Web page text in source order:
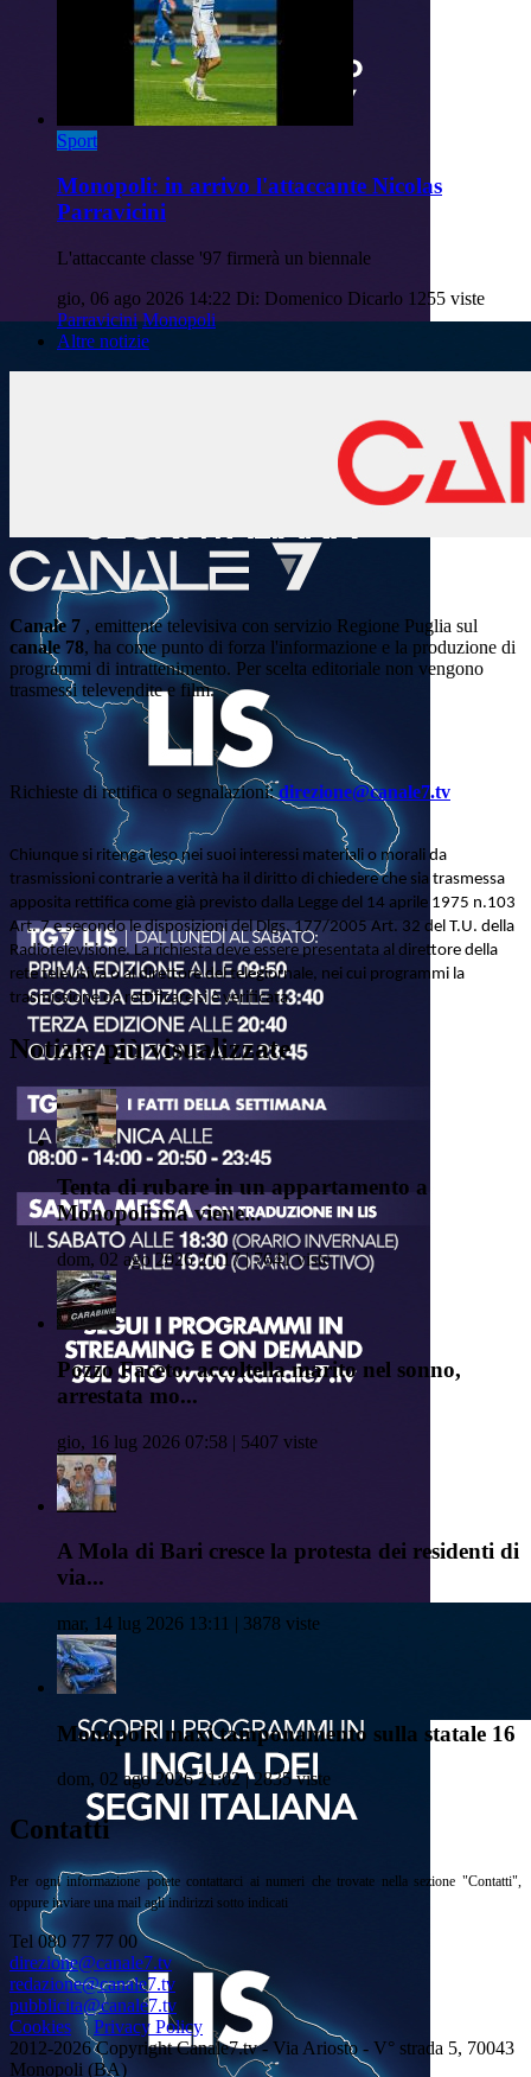
Sport
Monopoli: in arrivo l'attaccante Nicolas
Parravicini
L'attaccante classe '97 firmerà un biennale
gio, 06 ago 2026 14:22 Di: Domenico Dicarlo 1255 viste
Parravicini Monopoli
Altre notizie
Canale 7 , emittente televisiva con servizio Regione Puglia sul
canale 78, ha come punto di forza l'informazione e la produzione di
programmi di intrattenimento. Per scelta editoriale non vengono
trasmessi televendite e film.
Richieste di rettifica o segnalazioni:direzione@canale7.tv
Chiunque si ritenga leso nei suoi interessi materiali o morali da
trasmissioni contrarie a verità ha il diritto di chiedere che sia trasmessa
apposita rettifica come già previsto dalla Legge del 14 aprile 1975 n.103
Art. 7 e secondo le disposizioni del Dlgs. 177/2005 Art. 32 del T.U. della
Radiotelevisione. La richiesta deve essere presentata al direttore della
rete televisiva o al direttore del telegiornale, nei cui programmi la
trasmissione da rettificare si è verificata.
Notizie più visualizzate
Tenta di rubare in un appartamento a
Monopoli ma viene...
dom, 02 ago 2026 21:17 | 7641 viste
Pozzo Faceto: accoltella marito nel sonno,
arrestata mo...
gio, 16 lug 2026 07:58 | 5407 viste
A Mola di Bari cresce la protesta dei residenti di
via...
mar, 14 lug 2026 13:11 | 3878 viste
Monopoli: maxi tamponamento sulla statale 16
dom, 02 ago 2026 21:02 | 2835 viste
Contatti
Per ogni informazione potete contattarci ai numeri che trovate nella sezione "Contatti",
oppure inviare una mail agli indirizzi sotto indicati
Tel 080 77 77 00
direzione@canale7.tv
redazione@canale7.tv
pubblicita@canale7.tv
Cookies
Privacy Policy
2012-2026 Copyright Canale7.tv - Via Ariosto - V° strada 5, 70043
Monopoli (BA)